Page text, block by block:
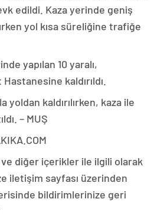
edildi. Kaza yerinde geniş
yol kısa süreliğine trafiğe
yapılan 10 yaralı,
kaldırıldı.
yoldan kaldırılırken, kaza ile
– MUŞ
ve diğer içerikler ile ilgili olarak
iletişim sayfası üzerinden
bildirimlerinize geri